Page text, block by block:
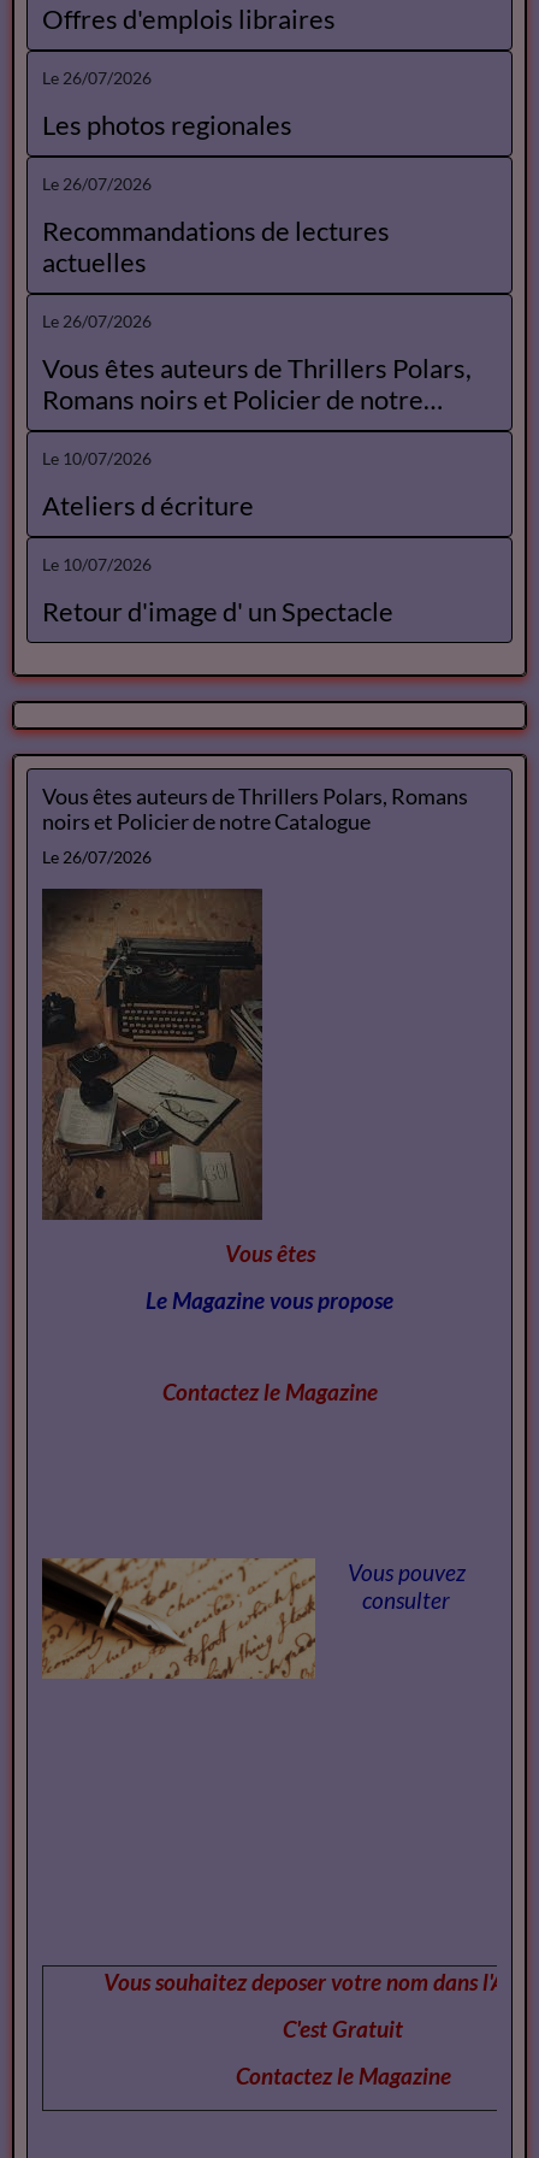
Offres d'emplois libraires
Le 26/07/2026
Les photos regionales
Le 26/07/2026
Recommandations de lectures
actuelles
Le 26/07/2026
Vous êtes auteurs de Thrillers Polars,
Romans noirs et Policier de notre
Catalogue
Le 10/07/2026
Ateliers d écriture
Le 10/07/2026
Retour d'image d' un Spectacle
Vous êtes auteurs de Thrillers Polars, Romans
noirs et Policier de notre Catalogue
Le 26/07/2026
Vous êtes
Le Magazine vous propose
Contactez le Magazine
Vous pouvez
consulter
Vous souhaitez deposer votre nom dans
C'est Gratuit
Contactez le Magazine